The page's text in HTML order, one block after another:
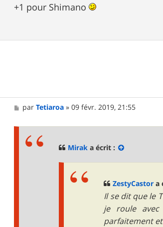
+1 pour Shimano
M
e
parTetiaroa »09 févr. 2019, 21:55
Mirak a écrit :
ZestyCastor a
Il se dit que le
je roule avec
parfaitement et